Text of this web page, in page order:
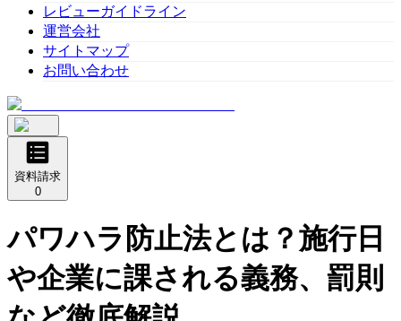
レビューガイドライン
運営会社
サイトマップ
お問い合わせ
資料請求
0
パワハラ防止法とは？施行日
や企業に課される義務、罰則